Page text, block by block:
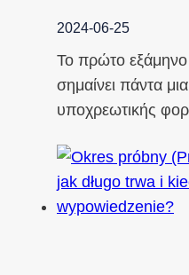
2024-06-25
Το πρώτο εξάμηνο
σημαίνει πάντα
υποχρεωτικής